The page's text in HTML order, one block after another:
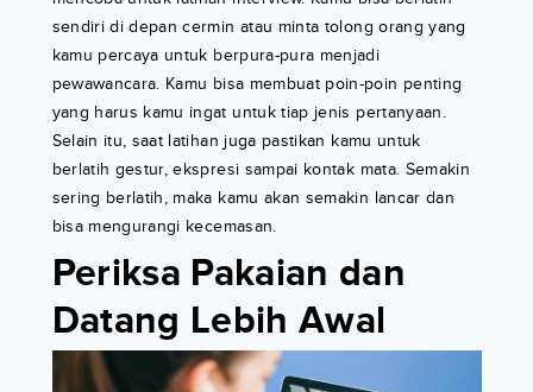
sendiri di depan cermin atau minta tolong orang yang
kamu percaya untuk berpura-pura menjadi
pewawancara. Kamu bisa membuat poin-poin penting
yang harus kamu ingat untuk tiap jenis pertanyaan.
Selain itu, saat latihan juga pastikan kamu untuk
berlatih gestur, ekspresi sampai kontak mata. Semakin
sering berlatih, maka kamu akan semakin lancar dan
bisa mengurangi kecemasan.
Periksa Pakaian dan
Datang Lebih Awal